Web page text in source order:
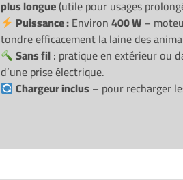
plus longue(utile pour usages
Puissance :Environ400 W–
tondre efficacement la laine des
Sans fil: pratique en extérieur ou
d’une prise électrique.
Chargeur inclus – pour recharger